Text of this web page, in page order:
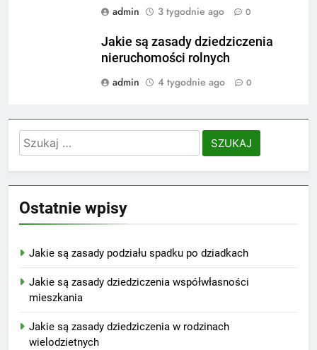
admin
3 tygodnie ago 0
Jakie są zasady dziedziczenia
nieruchomości rolnych
admin
4 tygodnie ago 0
Szukaj:
Ostatnie wpisy
Jakie są zasady podziału spadku po dziadkach
Jakie są zasady dziedziczenia współwłasności
mieszkania
Jakie są zasady dziedziczenia w rodzinach
wielodzietnych